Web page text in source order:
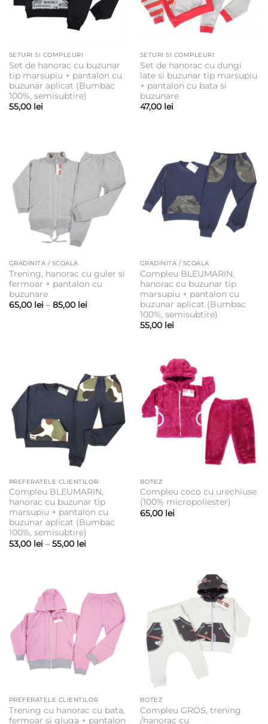
SETURI SI COMPLEURI
Set de hanorac cu buzunar
tip marsupiu + pantalon cu
buzunar aplicat (Bumbac
100%, semisubtire)
55,00 lei
SETURI SI COMPLEURI
Set de hanorac cu dungi
late si buzunar tip marsupiu
+ pantalon cu bata si
buzunare
47,00 lei
GRADINITA / SCOALA
Trening, hanorac cu guler si
fermoar + pantalon cu
buzunare
65,00 lei – 85,00 leiInterval
GRADINITA / SCOALA
Compleu BLEUMARIN,
hanorac cu buzunar tip
marsupiu + pantalon cu
buzunar aplicat (Bumbac
100%, semisubtire)
55,00 lei
PREFERATELE CLIENTILOR
Compleu BLEUMARIN,
hanorac cu buzunar tip
marsupiu + pantalon cu
buzunar aplicat (Bumbac
100%, semisubtire)
53,00 lei – 55,00 leiInterval
BOTEZ
Compleu coco cu urechiuse
(100% micropoliester)
65,00 lei
PREFERATELE CLIENTILOR
Trening cu hanorac cu bata,
fermoar si gluga + pantalon
BOTEZ
Compleu GROS, trening
/hanorac cu